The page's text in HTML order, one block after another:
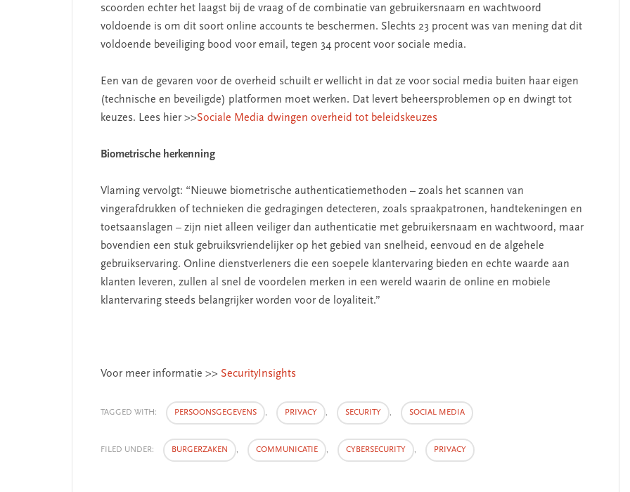
scoorden echter het laagst bij de vraag of de combinatie van gebruikersnaam en wachtwoord
voldoende is om dit soort online accounts te beschermen. Slechts 23 procent was van mening dat dit
voldoende beveiliging bood voor email, tegen 34 procent voor sociale media.
Een van de gevaren voor de overheid schuilt er wellicht in dat ze voor social media buiten haar eigen
(technische en beveiligde) platformen moet werken. Dat levert beheersproblemen op en dwingt tot
keuzes. Lees hier >>Sociale Media dwingen overheid tot beleidskeuzes
Biometrische herkenning
Vlaming vervolgt: “Nieuwe biometrische authenticatiemethoden – zoals het scannen van
vingerafdrukken of technieken die gedragingen detecteren, zoals spraakpatronen, handtekeningen en
toetsaanslagen – zijn niet alleen veiliger dan authenticatie met gebruikersnaam en wachtwoord, maar
bovendien een stuk gebruiksvriendelijker op het gebied van snelheid, eenvoud en de algehele
gebruikservaring. Online dienstverleners die een soepele klantervaring bieden en echte waarde aan
klanten leveren, zullen al snel de voordelen merken in een wereld waarin de online en mobiele
klantervaring steeds belangrijker worden voor de loyaliteit.”
Voor meer informatie >> SecurityInsights
TAGGED WITH: PERSOONSGEGEVENS , PRIVACY , SECURITY , SOCIAL MEDIA
FILED UNDER: BURGERZAKEN , COMMUNICATIE , CYBERSECURITY , PRIVACY